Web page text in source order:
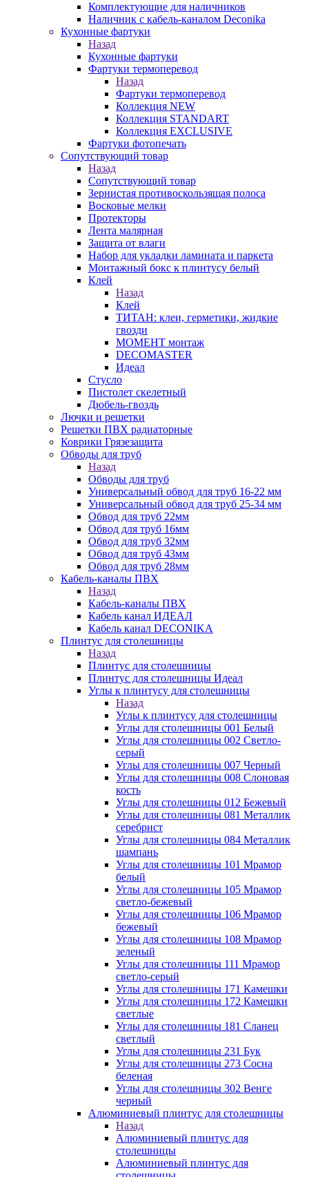
Комплектующие для наличников
Наличник с кабель-каналом Deconika
Кухонные фартуки
Назад
Кухонные фартуки
Фартуки термоперевод
Назад
Фартуки термоперевод
Коллекция NEW
Коллекция STANDART
Коллекция EXCLUSIVE
Фартуки фотопечать
Сопутствующий товар
Назад
Сопутствующий товар
Зернистая противоскользящая полоса
Восковые мелки
Протекторы
Лента малярная
Защита от влаги
Набор для укладки ламината и паркета
Монтажный бокс к плинтусу белый
Клей
Назад
Клей
ТИТАН: клеи, герметики, жидкие
гвозди
МОМЕНТ монтаж
DECOMASTER
Идеал
Стусло
Пистолет скелетный
Дюбель-гвоздь
Лючки и решетки
Решетки ПВХ радиаторные
Коврики Грязезащита
Обводы для труб
Назад
Обводы для труб
Универсальный обвод для труб 16-22 мм
Универсальный обвод для труб 25-34 мм
Обвод для труб 22мм
Обвод для труб 16мм
Обвод для труб 32мм
Обвод для труб 43мм
Обвод для труб 28мм
Кабель-каналы ПВХ
Назад
Кабель-каналы ПВХ
Кабель канал ИДЕАЛ
Кабель канал DECONIKA
Плинтус для столешницы
Назад
Плинтус для столешницы
Плинтус для столешницы Идеал
Углы к плинтусу для столешницы
Назад
Углы к плинтусу для столешницы
Углы для столешницы 001 Белый
Углы для столешницы 002 Светло-
серый
Углы для столешницы 007 Черный
Углы для столешницы 008 Слоновая
кость
Углы для столешницы 012 Бежевый
Углы для столешницы 081 Металлик
серебрист
Углы для столешницы 084 Металлик
шампань
Углы для столешницы 101 Мрамор
белый
Углы для столешницы 105 Мрамор
светло-бежевый
Углы для столешницы 106 Мрамор
бежевый
Углы для столешницы 108 Мрамор
зеленый
Углы для столешницы 111 Мрамор
светло-серый
Углы для столешницы 171 Камешки
Углы для столешницы 172 Камешки
светлые
Углы для столешницы 181 Сланец
светлый
Углы для столешницы 231 Бук
Углы для столешницы 273 Сосна
беленая
Углы для столешницы 302 Венге
черный
Алюминиевый плинтус для столешницы
Назад
Алюминиевый плинтус для
столешницы
Алюминиевый плинтус для